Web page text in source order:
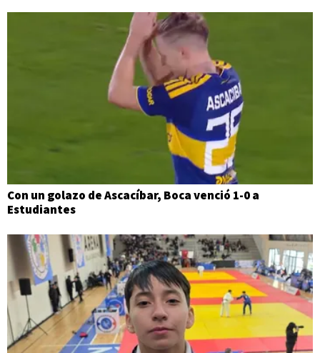
Con un golazo de Ascacíbar, Boca venció 1-0 a
Estudiantes